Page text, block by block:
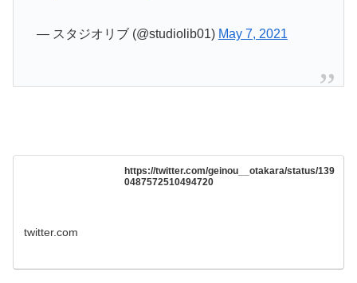
— スタジオリブ (@studiolib01) May 7, 2021
https://twitter.com/geinou__otakara/status/139
0487572510494720
twitter.com